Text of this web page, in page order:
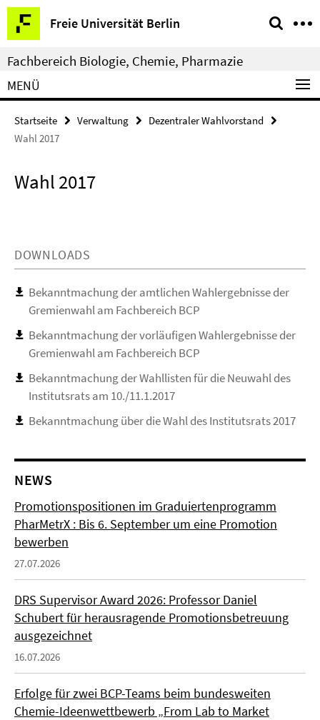
Springe
direkt
zu
Inhalt
Freie Universität Berlin
Service-
Navigation
Fachbereich Biologie, Chemie, Pharmazie
MENÜ
Startseite Verwaltung
Dezentraler Wahlvorstand
Wahl 2017
Wahl 2017
DOWNLOADS
Bekanntmachung der amtlichen Wahlergebnisse der
Gremienwahl am Fachbereich BCP
Bekanntmachung der vorläufigen Wahlergebnisse der
Gremienwahl am Fachbereich BCP
Bekanntmachung der Wahllisten für die Neuwahl des
Institutsrats am 10./11.1.2017
Bekanntmachung über die Wahl des Institutsrats 2017
NEWS
Promotionspositionen im Graduiertenprogramm
PharMetrX : Bis 6. September um eine Promotion
bewerben
27.07.2026
DRS Supervisor Award 2026: Professor Daniel
Schubert für herausragende Promotionsbetreuung
ausgezeichnet
16.07.2026
Erfolge für zwei BCP-Teams beim bundesweiten
Chemie-Ideenwettbewerb „From Lab to Market